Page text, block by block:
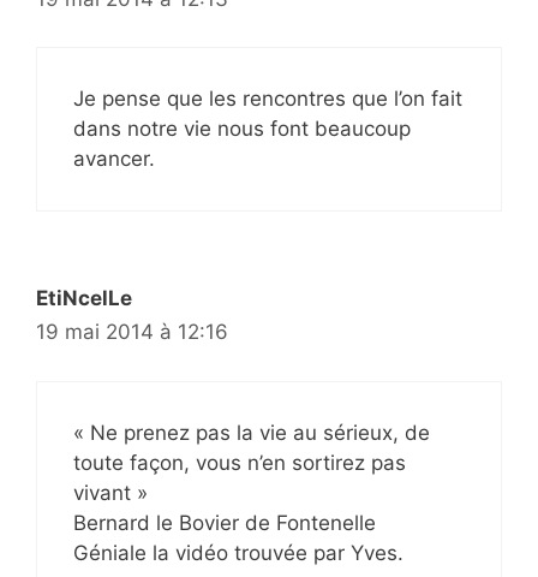
Je pense que les rencontres que l’on fait
dans notre vie nous font beaucoup
avancer.
EtiNcelLe
19 mai 2014 à 12:16
« Ne prenez pas la vie au sérieux, de
toute façon, vous n’en sortirez pas
vivant »
Bernard le Bovier de Fontenelle
Géniale la vidéo trouvée par Yves.